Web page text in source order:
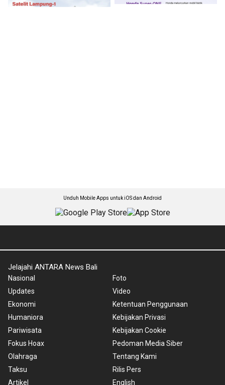
Unduh Mobile Apps untuk iOS dan Android
Jelajahi ANTARA News Bali
Nasional
Updates
Ekonomi
Humaniora
Pariwisata
Fokus Hoax
Olahraga
Taksu
Artikel
Foto
Video
Ketentuan Penggunaan
Kebijakan Privasi
Kebijakan Cookie
Pedoman Media Siber
Tentang Kami
Rilis Pers
English